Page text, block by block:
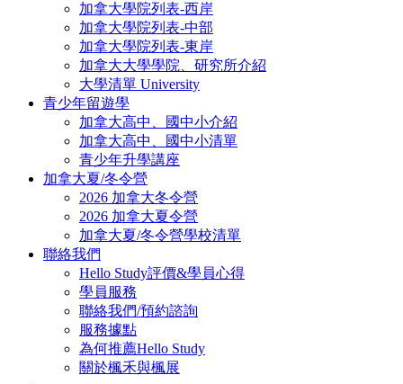
加拿大學院列表-西岸
加拿大學院列表-中部
加拿大學院列表-東岸
加拿大大學學院、研究所介紹
大學清單 University
青少年留遊學
加拿大高中、國中小介紹
加拿大高中、國中小清單
青少年升學講座
加拿大夏/冬令營
2026 加拿大冬令營
2026 加拿大夏令營
加拿大夏/冬令營學校清單
聯絡我們
Hello Study評價&學員心得
學員服務
聯絡我們/預約諮詢
服務據點
為何推薦Hello Study
關於楓禾與楓展